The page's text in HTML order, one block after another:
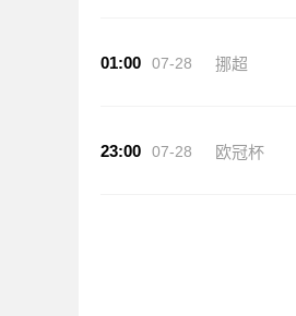
01:00 07-28 挪超
23:00 07-28 欧冠杯